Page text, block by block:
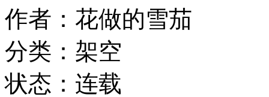
作者：花做的雪茄
分类：架空
状态：连载